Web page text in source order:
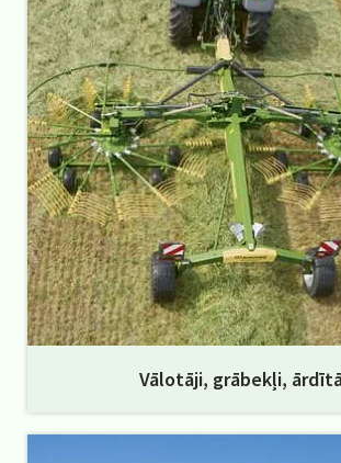
Vālotāji, grābekļi,